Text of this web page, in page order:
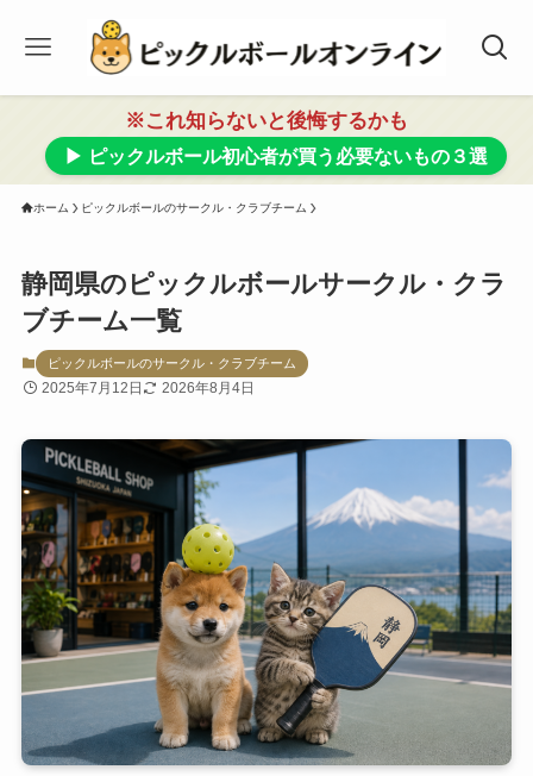
※これ知らないと後悔するかも
▶ ピックルボール初心者が買う必要ないもの３選
ホーム ピックルボールのサークル・クラブチーム
静岡県のピックルボールサークル・クラ
ブチーム一覧
ピックルボールのサークル・クラブチーム
2025年7月12日 2026年8月4日